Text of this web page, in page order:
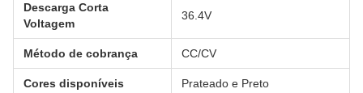
Descarga Corta
Voltagem
36.4V
Método de cobrança CC/CV
Cores disponíveis Prateado e Preto